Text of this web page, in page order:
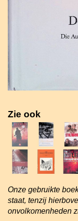
Zie ook
Onze gebruikte
staat, tenzij
onvolkomenheden